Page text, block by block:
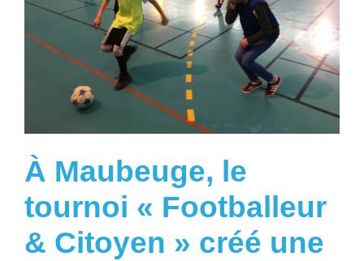
À Maubeuge, le
tournoi « Footballeur
& Citoyen » créé une